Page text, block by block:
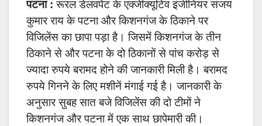
पटना : रूरल डेलवपेंट के एक्जीक्यूटिव इंजीनियर संजय
कुमार राय के पटना और किशनगंज के ठिकाने पर
विजिलेंस का छापा पड़ा है। जिसमें किशनगंज के तीन
ठिकाने से और पटना के दो ठिकानों से पांच करोड़ से
ज्यादा रुपये बरामद होने की जानकारी मिली है। बरामद
रुपये गिनने के लिए मशीनें मंगाई गई है। जानकारी के
अनुसार सुबह सात बजे विजिलेंस की दो टीमों ने
किशनगंज और पटना में एक साथ छापेमारी की।